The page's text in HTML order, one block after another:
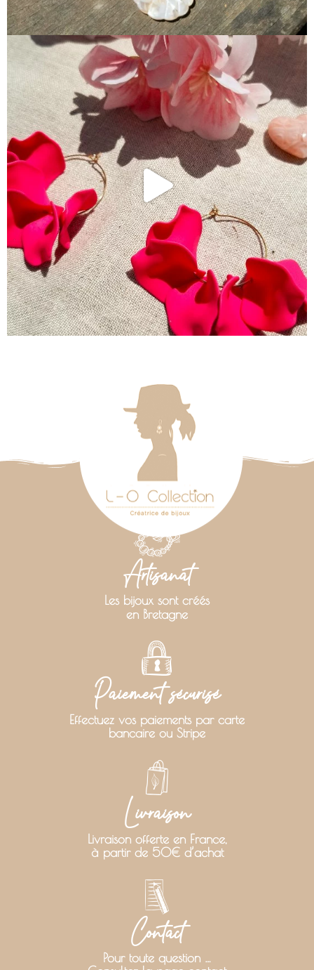
Artisanat
Les bijoux sont créés
en Bretagne
Paiement sécurisé
Effectuez vos paiements par carte
bancaire ou Stripe
Livraison
Livraison offerte en France,
à partir de 50€ d’achat
Contact
Pour toute question …